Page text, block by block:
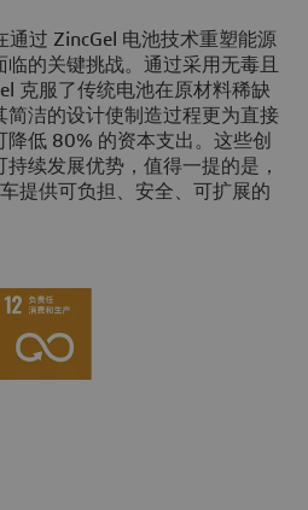
通过 ZincGel 电池技术重塑能源
的关键挑战。通过采用无毒且
克服了传统电池在原材料稀缺
简洁的设计使制造过程更为直接
低 80% 的资本支出。这些创
续发展优势，值得一提的是，
提供可负担、安全、可扩展的